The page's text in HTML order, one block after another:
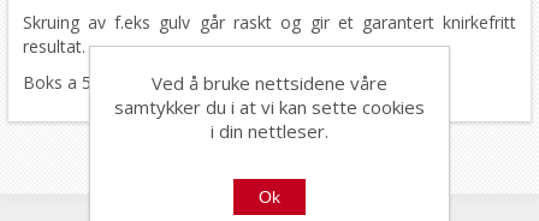
Skruing av f.eks gulv går raskt og gir et garantert knirkefritt
resultat.
Boks a 500 stk.
Ved å bruke nettsidene våre
samtykker du i at vi kan sette cookies
i din nettleser.
Ok